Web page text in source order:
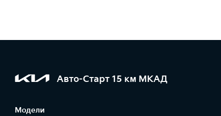
Авто-Старт 15 км МКАД
Модели